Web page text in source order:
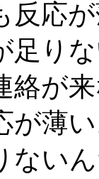
反応
足り
絡が
が薄
ない